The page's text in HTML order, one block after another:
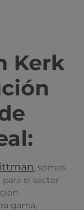
Kerk
, somos
el sector
gama,